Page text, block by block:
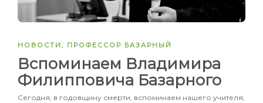
НОВОСТИ, ПРОФЕССОР БАЗАРНЫЙ
Вспоминаем Владимира
Филипповича Базарного
Сегодня, в годовщину смерти, вспоминаем нашего учителя,